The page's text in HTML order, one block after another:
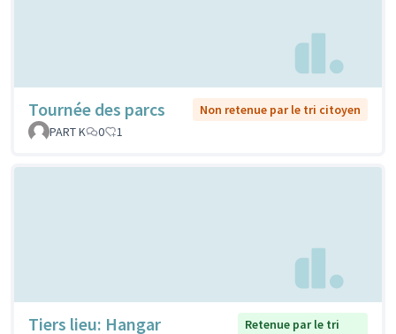
Tournée des parcs
Non retenue par le tri citoyen
PART K
0 1
Tiers lieu: Hangar
Retenue par le tri